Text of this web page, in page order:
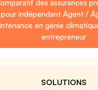
des assurances
pour indépendant Agent /
en génie
entrepreneur
SOLUTIONS